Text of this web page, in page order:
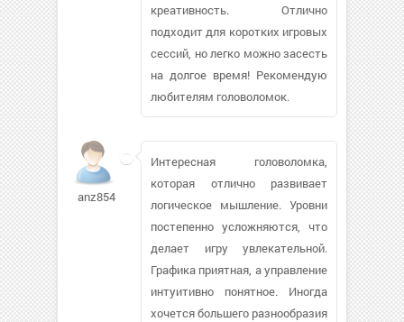
креативность. Отлично
подходит для коротких игровых
сессий, но легко можно засесть
на долгое время! Рекомендую
любителям головоломок.
anz854
Интересная головоломка,
которая отлично развивает
логическое мышление. Уровни
постепенно усложняются, что
делает игру увлекательной.
Графика приятная, а управление
интуитивно понятное. Иногда
хочется большего разнообразия